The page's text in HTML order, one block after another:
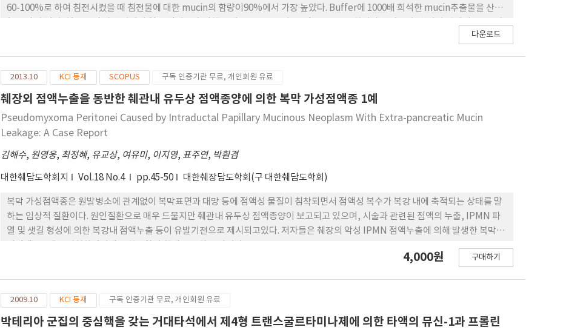
60-100%로 하여 침전시켰을 때 침전물에 대한 mucin의 함량이90%에서 가장 높았다. Buffer에 1000배 희석한 mucin추출물을 산성
따라 큰 차이가 나타났다. Mucin침전물을 이용한 항균능력에 서는 gram-negative균에서는 나타나지 않았으나 gram-positive균에
다운로드
2013.10 KCI 등재 SCOPUS 구독 인증기관 무료, 개인회원 유료
췌장외 점액누출을 동반한 췌관내 유두상 점액종양에 의한 복막 가성점액종 1예
Pseudomyxoma Peritonei Caused by Intraductal Papillary Mucinous Neoplasm With Extra-pancreatic Mucin
Leakage: A Case Report
김해수, 원영웅, 최정혜, 유교상, 여유미, 이지영, 표주연, 박훤겸
대한췌담도학회지 Vol.18 No.4 pp.45-50 대한췌장담도학회(구 대한췌담도학회)
복막 가성점액종은 원발병소에 관계없이 복막표면과 대망 등에 점액성 물질이 침착되면서 점액성 복수가 복강 내에 축적되는 상태를 말
하는 임상적 질환이다. 원인질환으로 매우 드물지만 췌관내 유두상 점액종양이 보고되고 있으며, 시술과 관련된 점액의 누출, IPMN 파
열 및 샛길 형성에 의한 복강내 점액누출 등이 유발기전으로 제시되고있다. 저자들은 췌장의 악성 IPMN 점액누출에 의해 발생한 복막 가
4,000원 구매하기
2009.10 KCI 등재 구독 인증기관 무료, 개인회원 유료
박테리아 군집의 중심핵을 갖는 거대타석에서 제4형 트랜스굴르타미나제에 의한 타액의 뮤신-1과 프롤린